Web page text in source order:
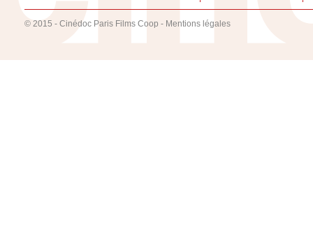
© 2015 - Cinédoc Paris Films Coop - Mentions légales